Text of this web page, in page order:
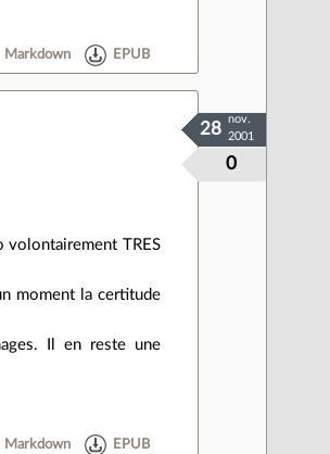
Markdown EPUB
0
28
nov.
2001
volontairement TRES
moment la certitude
Il en reste une
Markdown EPUB